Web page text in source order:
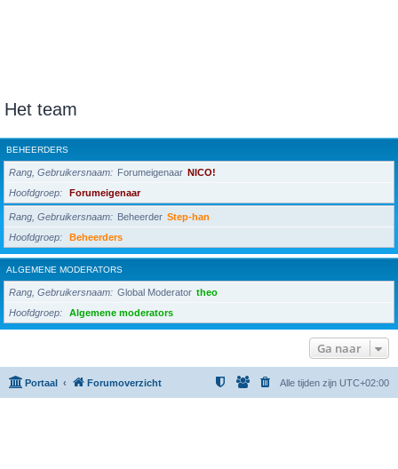
Het team
BEHEERDERS
Rang, Gebruikersnaam Forumeigenaar NICO!
Hoofdgroep
Forumeigenaar
Rang, Gebruikersnaam Beheerder Step-han
Hoofdgroep
Beheerders
ALGEMENE MODERATORS
Rang, Gebruikersnaam Global Moderator theo
Hoofdgroep
Algemene moderators
Ga naar
Portaal Forumoverzicht Alle tijden zijn UTC+02:00